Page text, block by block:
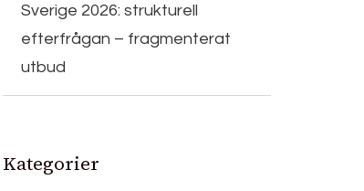
Sverige 2026: strukturell
efterfrågan – fragmenterat
utbud
Kategorier